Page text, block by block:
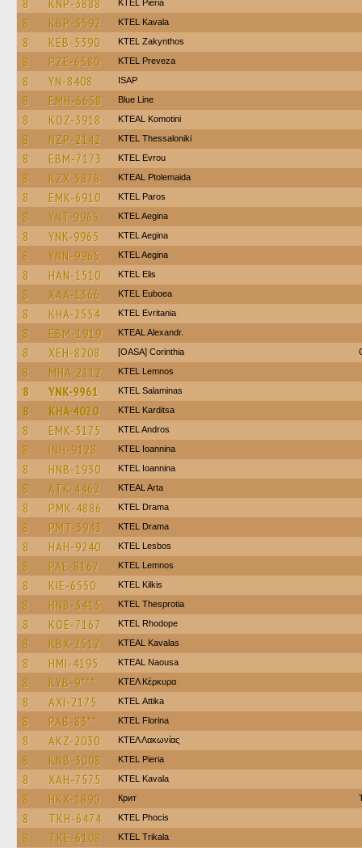
8 KNP-3888 KTEL Pieria
8 KBP-3592 KTEL Kavala
8 KEB-5390 KTEL Zakynthos
8 PZE-6580 KTEL Preveza
8 YN-8408 ISAP
8 EMH-6658 Blue Line
8 KOZ-3918 KTEAL Komotini
8 NZP-2142 KTEL Thessaloniki
8 EBM-7173 KTEL Evrou
8 KZX-5878 KTEAL Ptolemaida
8 EMK-6910 KTEL Paros
8 YNT-9965 KTEL Aegina
8 YNK-9965 KTEL Aegina
8 YNN-9965 KTEL Aegina
8 HAN-1510 KTEL Elis
8 XAA-1366 ΚΤΕL Euboea
8 KHA-2554 ΚΤΕL Evritania
8 EBM-1919 KTEAL Alexandr.
8 XEH-8208 [OASA] Corinthia
8 MHA-2112 KTEL Lemnos
8 YNK-9961 KTEL Salaminas
8 KHA-4020 ΚΤΕL Karditsa
8 EMK-3175 KTEL Andros
8 INH-9128 KTEL Ioannina
8 HNB-1930 KTEL Ioannina
8 ATK-4462 KTEAL Arta
8 PMK-4886 KTEL Drama
8 PMT-3943 KTEL Drama
8 HAH-9240 KTEL Lesbos
8 PAE-8167 KTEL Lemnos
8 KIE-6550 KTEL Kilkis
8 HNB-3415 KTEL Thesprotia
8 KOE-7167 KTEL Rhodope
8 KBX-2512 KTEAL Kavalas
8 HMI-4195 KTEAL Naousa
8 KYB-9*** ΚΤΕΛ Κέρκυρα
8 AXI-2175 KΤΕL Αttika
8 PAB-83** KTEL Florina
8 AKZ-2030 ΚΤΕΛ Λακωνίας
8 KNB-3008 KTEL Pieria
8 XAH-7575 KTEL Kavala
8 HKX-1890 Крит
8 TKH-6474 ΚΤΕL Phocis
8 TKE-6108 ΚΤΕL Τrikala